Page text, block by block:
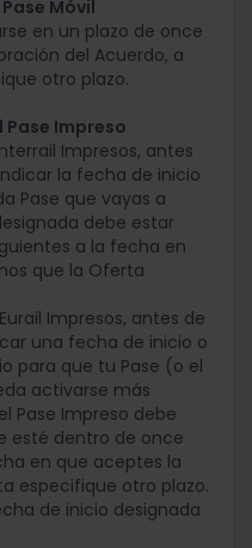
Móvil
en un plazo de once
del Acuerdo, a
otro plazo.
Impreso
Impresos, antes
la fecha de inicio
Pase que vayas a
debe estar
a la fecha en
que la Oferta
Impresos, antes de
una fecha de inicio o
para que tu Pase (o el
activarse más
Pase Impreso debe
esté dentro de once
en que aceptes la
especifique otro plazo.
de inicio designada